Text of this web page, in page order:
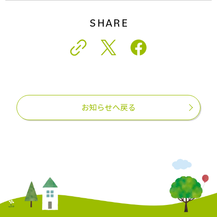
SHARE
お知らせへ戻る